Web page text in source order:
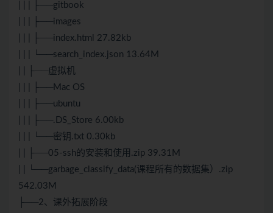
| | | ├──gitbook
| | | ├──images
| | | ├──index.html 27.82kb
| | | └──search_index.json 13.64M
| | ├──虚拟机
| | | ├──Mac OS
| | | ├──ubuntu
| | | ├──.DS_Store 6.00kb
| | | └──密钥.txt 0.30kb
| | ├──05-ssh的安装和使用.zip 39.31M
| | └──garbage_classify_data(课程所有的数据集）.zip
542.03M
├──2、课外拓展阶段